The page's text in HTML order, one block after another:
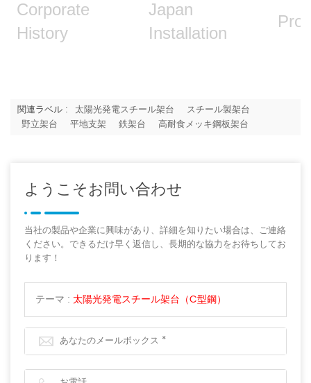
Corporate
History
Japan
Installation
関連ラベル : 太陽光発電スチール架台
スチール製架台
野立架台
平地支架 鉄架台 高耐食メッキ鋼板架台
ようこそお問い合わせ
当社の製品や企業に興味があり、詳細を知りたい場合は、ご連絡
ください。できるだけ早く返信し、長期的な協力をお待ちしてお
ります！
テーマ : 太陽光発電スチール架台（C型鋼）